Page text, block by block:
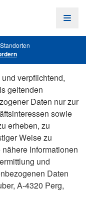
verpflichtend,
geltenden
Daten nur zur
sowie
erheben, zu
Weise zu
Informationen
und
Daten
A-4320 Perg,